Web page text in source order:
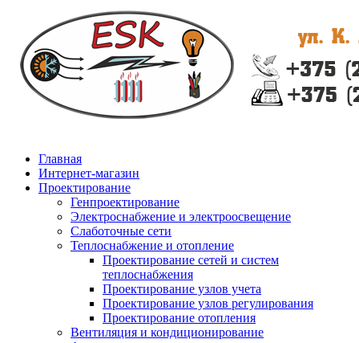
Главная
Интернет-магазин
Проектирование
Генпроектирование
Электроснабжение и электроосвещение
Слаботочные сети
Теплоснабжение и отопление
Проектирование сетей и систем
теплоснабжения
Проектирование узлов учета
Проектирование узлов регулирования
Проектирование отопления
Вентиляция и кондиционирование